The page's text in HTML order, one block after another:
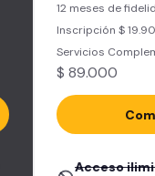
12 meses de
Inscripción $
Servicios
$ 89.000
Acceso